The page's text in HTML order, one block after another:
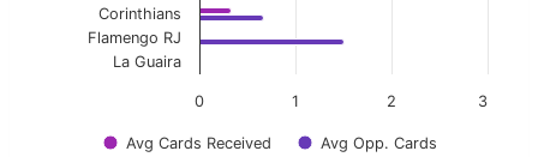
Avg Cards Received Avg Opp. Cards
0 1 2 3
Corinthians
Flamengo RJ
La Guaira